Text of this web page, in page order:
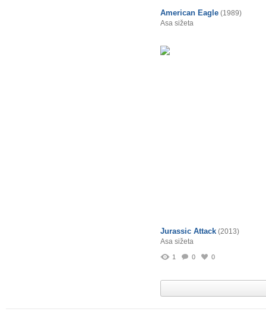
American Eagle (1989)
Asa sižeta
Jurassic Attack (2013)
Asa sižeta
1 0 0